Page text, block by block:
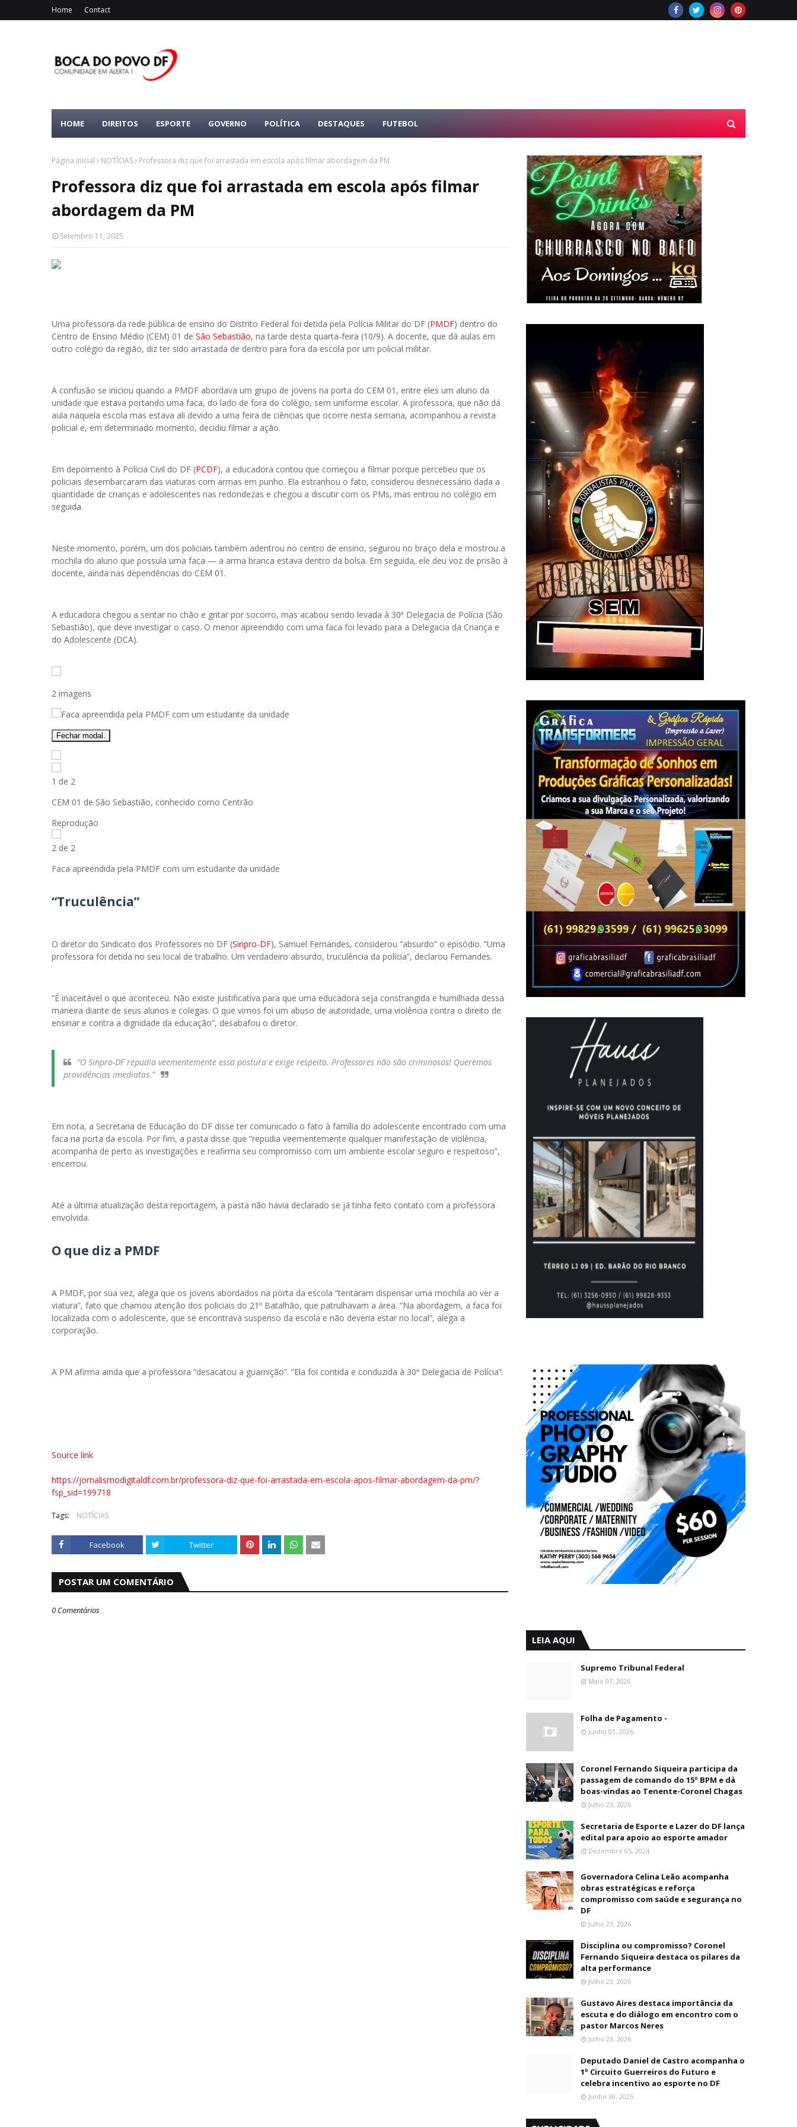
Home Contact
HOME DIREITOS ESPORTE GOVERNO POLÍTICA DESTAQUES FUTEBOL
Página inicial NOTÍCIAS Professora diz que foi arrastada em escola após filmar abordagem da PM
Professora diz que foi arrastada em escola após filmar
abordagem da PM
Setembro 11, 2025
Uma professora da rede pública de ensino do Distrito Federal foi detida pela Polícia Militar do DF (PMDF) dentro do
Centro de Ensino Médio (CEM) 01 de São Sebastião, na tarde desta quarta-feira (10/9). A docente, que dá aulas em
outro colégio da região, diz ter sido arrastada de dentro para fora da escola por um policial militar.
A confusão se iniciou quando a PMDF abordava um grupo de jovens na porta do CEM 01, entre eles um aluno da
unidade que estava portando uma faca, do lado de fora do colégio, sem uniforme escolar. A professora, que não dá
aula naquela escola mas estava ali devido a uma feira de ciências que ocorre nesta semana, acompanhou a revista
policial e, em determinado momento, decidiu filmar a ação.
Em depoimento à Polícia Civil do DF (PCDF), a educadora contou que começou a filmar porque percebeu que os
policiais desembarcaram das viaturas com armas em punho. Ela estranhou o fato, considerou desnecessário dada a
quantidade de crianças e adolescentes nas redondezas e chegou a discutir com os PMs, mas entrou no colégio em
seguida.
Neste momento, porém, um dos policiais também adentrou no centro de ensino, segurou no braço dela e mostrou a
mochila do aluno que possuía uma faca — a arma branca estava dentro da bolsa. Em seguida, ele deu voz de prisão à
docente, ainda nas dependências do CEM 01.
A educadora chegou a sentar no chão e gritar por socorro, mas acabou sendo levada à 30ª Delegacia de Polícia (São
Sebastião), que deve investigar o caso. O menor apreendido com uma faca foi levado para a Delegacia da Criança e
do Adolescente (DCA).
2 imagens
Fechar modal.
1 de 2
CEM 01 de São Sebastião, conhecido como Centrão
Reprodução
2 de 2
Faca apreendida pela PMDF com um estudante da unidade
“Truculência”
O diretor do Sindicato dos Professores no DF (Sinpro-DF), Samuel Fernandes, considerou “absurdo” o episódio. “Uma
professora foi detida no seu local de trabalho. Um verdadeiro absurdo, truculência da polícia”, declarou Fernandes.
“É inaceitável o que aconteceu. Não existe justificativa para que uma educadora seja constrangida e humilhada dessa
maneira diante de seus alunos e colegas. O que vimos foi um abuso de autoridade, uma violência contra o direito de
ensinar e contra a dignidade da educação”, desabafou o diretor.
“O Sinpro-DF repudia veementemente essa postura e exige respeito. Professores não são criminosos! Queremos
providências imediatas.”
Em nota, a Secretaria de Educação do DF disse ter comunicado o fato à família do adolescente encontrado com uma
faca na porta da escola. Por fim, a pasta disse que “repudia veementemente qualquer manifestação de violência,
acompanha de perto as investigações e reafirma seu compromisso com um ambiente escolar seguro e respeitoso”,
encerrou.
Até a última atualização desta reportagem, a pasta não havia declarado se já tinha feito contato com a professora
envolvida.
O que diz a PMDF
A PMDF, por sua vez, alega que os jovens abordados na porta da escola “tentaram dispensar uma mochila ao ver a
viatura”, fato que chamou atenção dos policiais do 21º Batalhão, que patrulhavam a área. “Na abordagem, a faca foi
localizada com o adolescente, que se encontrava suspenso da escola e não deveria estar no local”, alega a
corporação.
A PM afirma ainda que a professora “desacatou a guarnição”. “Ela foi contida e conduzida à 30ª Delegacia de Polícia”.
Source link
https://jornalismodigitaldf.com.br/professora-diz-que-foi-arrastada-em-escola-apos-filmar-abordagem-da-pm/?
fsp_sid=199718
Tags: NOTÍCIAS
Facebook Twitter
POSTAR UM COMENTÁRIO
0 Comentários
LEIA AQUI
Supremo Tribunal Federal
Maio 07, 2026
Folha de Pagamento -
Junho 01, 2026
Coronel Fernando Siqueira participa da
passagem de comando do 15º BPM e dá
boas-vindas ao Tenente-Coronel Chagas
Julho 23, 2026
Secretaria de Esporte e Lazer do DF lança
edital para apoio ao esporte amador
Dezembro 05, 2024
Governadora Celina Leão acompanha
obras estratégicas e reforça
compromisso com saúde e segurança no
DF
Julho 23, 2026
Disciplina ou compromisso? Coronel
Fernando Siqueira destaca os pilares da
alta performance
Julho 23, 2026
Gustavo Aires destaca importância da
escuta e do diálogo em encontro com o
pastor Marcos Neres
Julho 23, 2026
Deputado Daniel de Castro acompanha o
1º Circuito Guerreiros do Futuro e
celebra incentivo ao esporte no DF
Junho 30, 2025